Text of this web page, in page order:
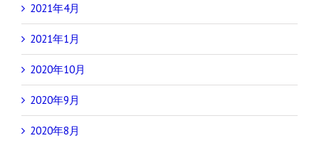
2021年4月
2021年1月
2020年10月
2020年9月
2020年8月